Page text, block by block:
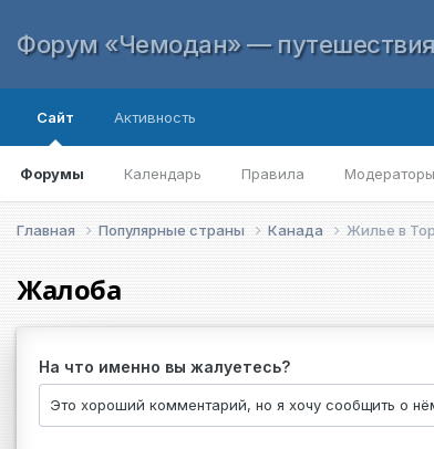
Форум «Чемодан» —
Сайт
Форумы Календарь Правила Модераторы
Активность
Главная Популярные страны Канада Жилье в
Жалоба
На что именно вы жалуетесь?